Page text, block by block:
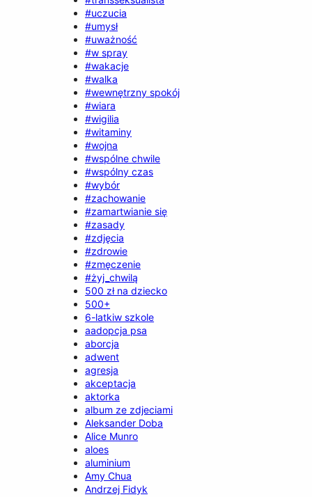
#uczucia
#umysł
#uważność
#w spray
#wakacje
#walka
#wewnętrzny spokój
#wiara
#wigilia
#witaminy
#wojna
#wspólne chwile
#wspólny czas
#wybór
#zachowanie
#zamartwianie się
#zasady
#zdjęcia
#zdrowie
#zmęczenie
#żyj_chwilą
500 zł na dziecko
500+
6-latkiw szkole
aadopcja psa
aborcja
adwent
agresja
akceptacja
aktorka
album ze zdjeciami
Aleksander Doba
Alice Munro
aloes
aluminium
Amy Chua
Andrzej Fidyk